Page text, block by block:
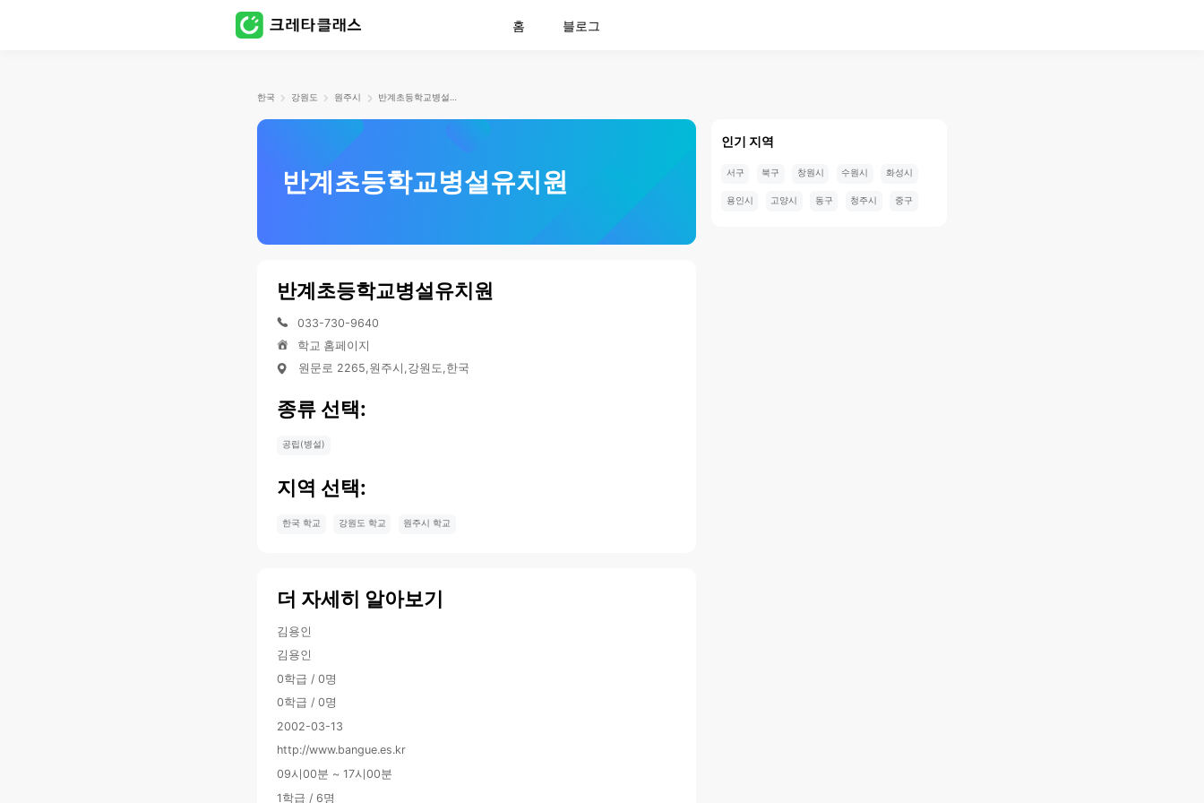
홈 블로그
한국 강원도 원주시
반계초등학교병설유치원
반계초등학교병설유치원
033-730-9640
학교 홈페이지
원문로 2265,원주시,강원도,한국
종류 선택:
공립(병설)
지역 선택:
한국 학교 강원도 학교 원주시 학교
더 자세히 알아보기
김용인
김용인
0학급 / 0명
0학급 / 0명
2002-03-13
http://www.bangue.es.kr
09시00분 ~ 17시00분
1학급 / 6명
인기 지역
서구 북구 창원시 수원시 화성시
용인시 고양시 동구 청주시 중구